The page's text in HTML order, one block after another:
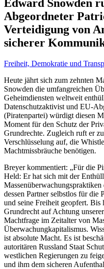
Edward Snowden
Abgeordneter
Verteidigung von
sicherer
Freiheit, Demokratie und
Heute jährt sich zum zehnten
Snowden die umfangreichen
Geheimdiensten weltweit
Datenschutzaktivist und EU-
(Piratenpartei) würdigt diesen
Moment für den Schutz der
Grundrechte. Zugleich ruft er
Verschlüsselung auf, die
Machtmissbräuche benötigen.
Breyer kommentiert: „Für die
Held: Er hat sich mit der
dessen Partner selbstlos für die
und seine Freiheit geopfert. Bis
Grundrecht auf Achtung
Machtfrage im Zeitalter von
Überwachungkapitalismus.
ist absolute Macht. Es ist
autoritären Russland Staat
westlichen Regierungen zu
und ihm dem sicheren